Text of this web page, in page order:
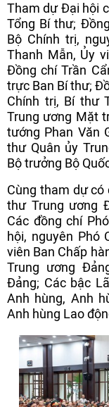
Tham dự Đại hội
Tổng Bí thư;
Bộ Chính trị,
Thanh Mẫn, Ủy
Đồng chí Trần
trực Ban Bí thư;
Chính trị, Bí thư
Trung ương Mặt
tướng Phan Văn
thư Quân ủy
Bộ trưởng Bộ
Cùng tham dự có
thư Trung ương
Các đồng chí
hội, nguyên Phó
viên Ban Chấp
Trung ương
Đảng; Các bậc
Anh hùng, Anh
Anh hùng Lao